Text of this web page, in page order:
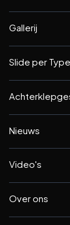
Gallerij
Slide per Type
Nieuws
Video's
Over ons